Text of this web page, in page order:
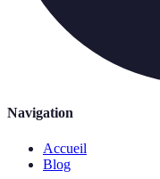
Navigation
Accueil
Blog